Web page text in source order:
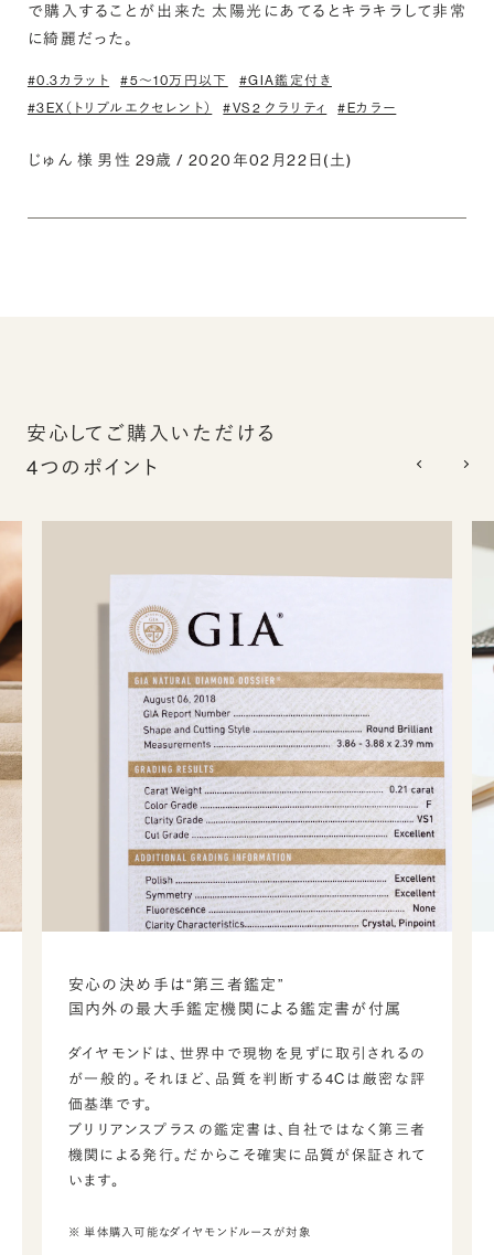
で購入することが出来た 太陽光にあてるとキラキラして非常
に綺麗だった。
#0.3カラット #5〜10万円以下
#GIA鑑定付き
#3EX（トリプルエクセレント）
#VS2 クラリティ #Eカラー
じゅん 様 男性 29歳 / 2020年02月22日(土)
安心してご購入いただける
4つのポイント
安心の決め手は“第三者鑑定”
国内外の最大手鑑定機関による鑑定書が付属
ダイヤモンドは、世界中で現物を見ずに取引されるの
が一般的。それほど、品質を判断する4Cは厳密な評
価基準です。
ブリリアンスプラスの鑑定書は、自社ではなく第三者
機関による発行。だからこそ確実に品質が保証されて
います。
※ 単体購入可能なダイヤモンドルースが対象